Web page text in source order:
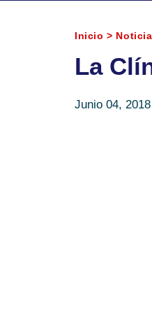
Inicio >
La
Junio 04, 2018